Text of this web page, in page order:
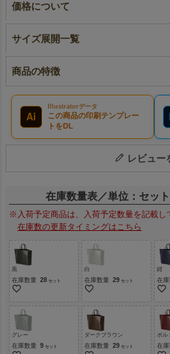
価格について
サイズ展開一覧
商品の特徴
Ai
Illustratorデータ
この商品の印刷テンプレー
トをDL
レビュー
在庫数量表／単位：セット
※入荷予定商品は、入荷予定数量を記載し
在庫数の更新タイミングはこちら
黒
在庫数量 28
白
在庫数量 29
紺
在
グレー
在庫数量 9
ダークブラウン
在庫数量 29
ボル
在